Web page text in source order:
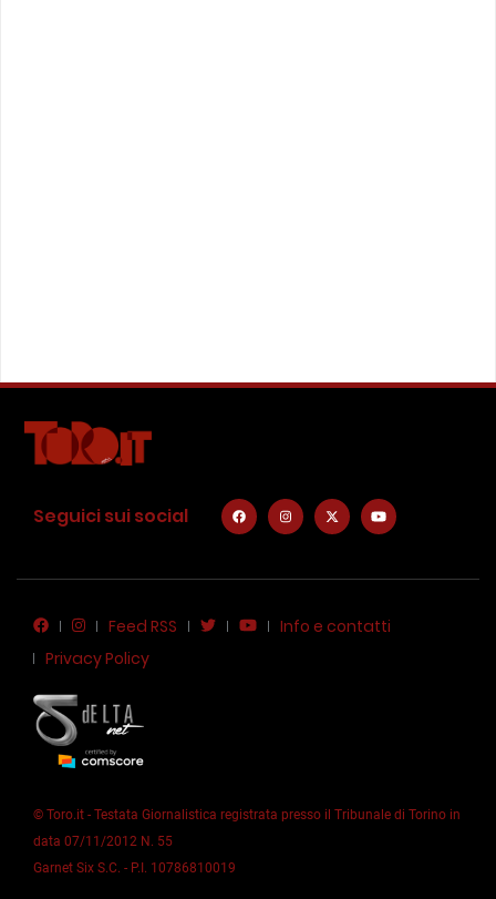
Seguici sui social
Feed RSS
Info e contatti
Privacy Policy
© Toro.it - Testata Giornalistica registrata presso il Tribunale di Torino in
data 07/11/2012 N. 55
Garnet Six S.C. - P.I. 10786810019